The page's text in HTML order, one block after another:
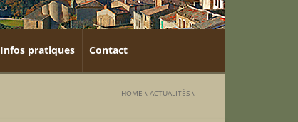
Infos pratiques Contact
HOME \ ACTUALITÉS\